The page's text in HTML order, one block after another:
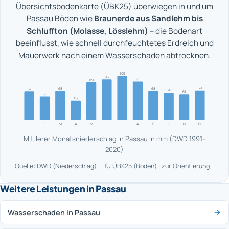
Übersichtsbodenkarte (ÜBK25) überwiegen in und um
Passau Böden wieBraunerde aus Sandlehm bis
Schluffton (Molasse, Lösslehm) – die Bodenart
beeinflusst, wie schnell durchfeuchtetes Erdreich und
Mauerwerk nach einem Wasserschaden abtrocknen.
J
67
F
56
M
68
A
46
M
89
J
96
J
105
A
91
S
68
O
64
N
61
D
69
Mittlerer Monatsniederschlag in Passau in mm (DWD 1991–
2020)
Quelle: DWD (Niederschlag) · LfU ÜBK25 (Boden) · zur Orientierung
Weitere Leistungen in Passau
Wasserschaden in Passau